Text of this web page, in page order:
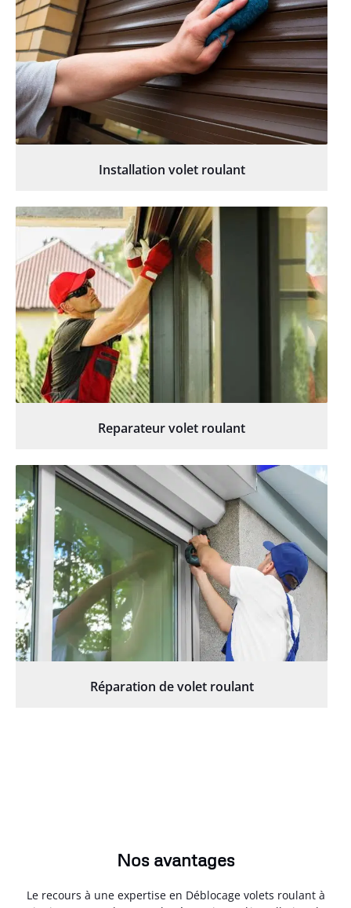
Installation volet roulant
Reparateur volet roulant
Réparation de volet roulant
Nos avantages
Le recours à une expertise en Déblocage volets roulant à